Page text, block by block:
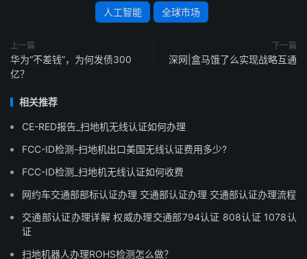
人工智能 全球市场
上一篇
华为“不差钱”，为何发债300
亿？
下一篇
深网|盒马饿了么实现战略互通
相关推荐
CE-RED报告_扫地机无线认证如何办理
FCC-ID检测-扫地机出口美国无线认证费用多少?
FCC-ID检测_扫地机无线认证如何收费
网约车交通部部标认证办理 交通部认证办理 交通部认证办理流程
交通部认证办理详解 权威办理交通部794认证 808认证 1078认
证
扫地机器人办理ROHS检测怎么做？